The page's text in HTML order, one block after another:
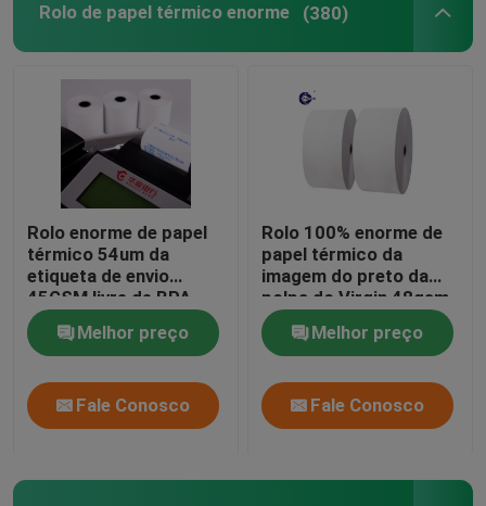
Rolo de papel térmico enorme (380)
Rolo enorme de papel
térmico 54um da
etiqueta de envio
45GSM livre de BPA
Melhor preço
Fale Conosco
Rolo 100% enorme de
papel térmico da
imagem do preto da
polpa do Virgin 48gsm
Melhor preço
Fale Conosco